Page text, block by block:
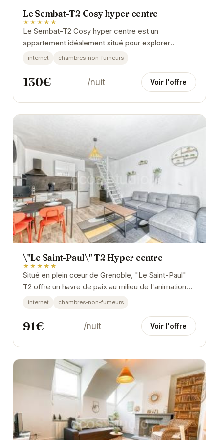
Le Sembat-T2 Cosy hyper centre
★★★★★
Le Sembat-T2 Cosy hyper centre est un
appartement idéalement situé pour explorer
Grenoble. Son emplacement central permet un
accès facile aux...
internet chambres-non-fumeurs
130€ /nuit Voir l'offre
\"Le Saint-Paul\" T2 Hyper centre
★★★★★
Situé en plein cœur de Grenoble, "Le Saint-Paul"
T2 offre un havre de paix au milieu de l'animation
urbaine. Cet appartement élégant et...
internet chambres-non-fumeurs
91€ /nuit Voir l'offre